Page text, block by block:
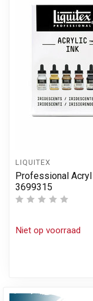
LIQUITEX
Professional
3699315
Niet op voorraad